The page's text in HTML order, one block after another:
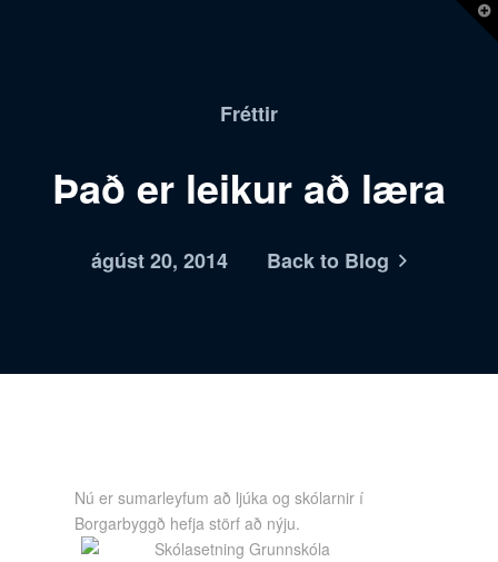
Fréttir
Það er leikur að læra
ágúst 20, 2014 Back to Blog
Nú er sumarleyfum að ljúka og skólarnir í
Borgarbyggð hefja störf að nýju.
Skólasetning Grunnskóla